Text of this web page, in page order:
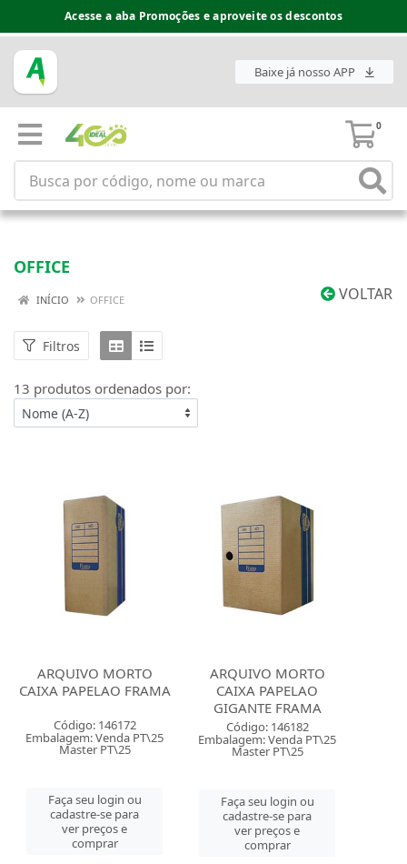
Acesse a aba Promoções e aproveite os descontos
Baixe já nosso APP
0
OFFICE
VOLTAR
INÍCIO OFFICE
Filtros
13 produtos ordenados por:
ARQUIVO MORTO
CAIXA PAPELAO FRAMA
Código: 146172
Embalagem: Venda PT\25
Master PT\25
Faça seu login ou
cadastre-se para
ver preços e
comprar
ARQUIVO MORTO
CAIXA PAPELAO
GIGANTE FRAMA
Código: 146182
Embalagem: Venda PT\25
Master PT\25
Faça seu login ou
cadastre-se para
ver preços e
comprar